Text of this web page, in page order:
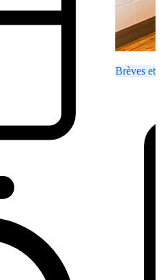
Brèves et